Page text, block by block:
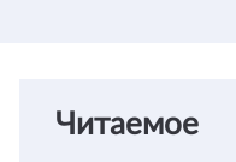
Читаемое